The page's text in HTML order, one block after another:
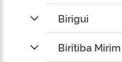
Birigui
Biritiba Mirim